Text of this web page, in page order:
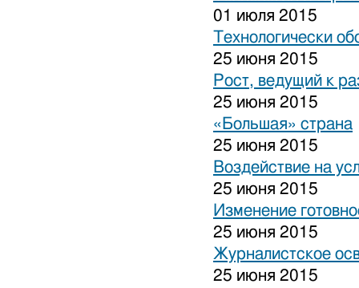
01 июля 2015
Технологически
25 июня 2015
Рост, ведущий к
25 июня 2015
«Большая» страна
25 июня 2015
Воздействие на
25 июня 2015
Изменение
25 июня 2015
Журналистское
25 июня 2015